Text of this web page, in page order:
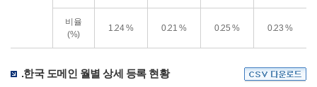
비율
(%)
1.24 % 0.21 % 0.25 % 0.23 %
.한국 도메인 월별 상세 등록 현황